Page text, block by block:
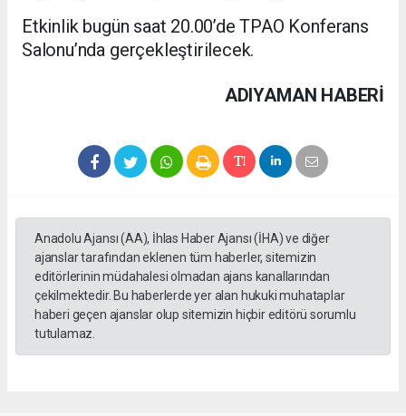
Etkinlik bugün saat 20.00’de TPAO Konferans
Salonu’nda gerçekleştirilecek.
ADIYAMAN HABERİ
Anadolu Ajansı (AA), İhlas Haber Ajansı (İHA) ve diğer
ajanslar tarafından eklenen tüm haberler, sitemizin
editörlerinin müdahalesi olmadan ajans kanallarından
çekilmektedir. Bu haberlerde yer alan hukuki muhataplar
haberi geçen ajanslar olup sitemizin hiçbir editörü sorumlu
tutulamaz.